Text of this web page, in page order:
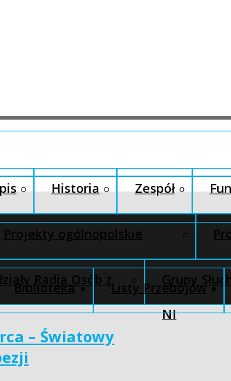
Historia Zespół
Projekty ogólnopolskie
Radia Osób z Grupy
NI
Biblioteka Listy Przebojów
– Światowy